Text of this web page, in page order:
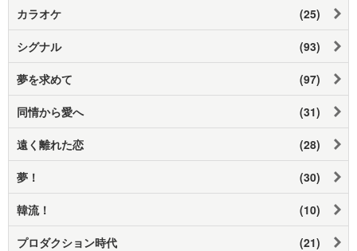
カラオケ (25)
シグナル (93)
夢を求めて (97)
同情から愛へ (31)
遠く離れた恋 (28)
夢！ (30)
韓流！ (10)
プロダクション時代 (21)